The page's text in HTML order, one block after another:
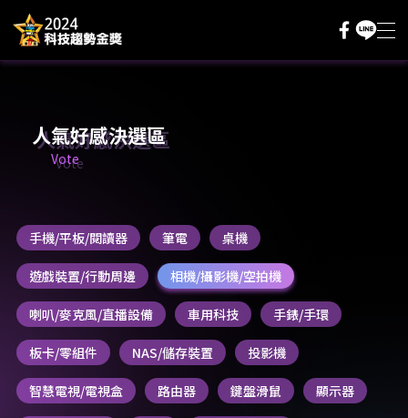
評審辦法
登入/註冊
人氣好感決選區
Vote
手機/平板/閱讀器 筆電 桌機
遊戲裝置/行動周邊 相機/攝影機/空拍機
喇叭/麥克風/直播設備 車用科技 手錶/手環
板卡/零組件 NAS/儲存裝置 投影機
智慧電視/電視盒 路由器 鍵盤滑鼠 顯示器